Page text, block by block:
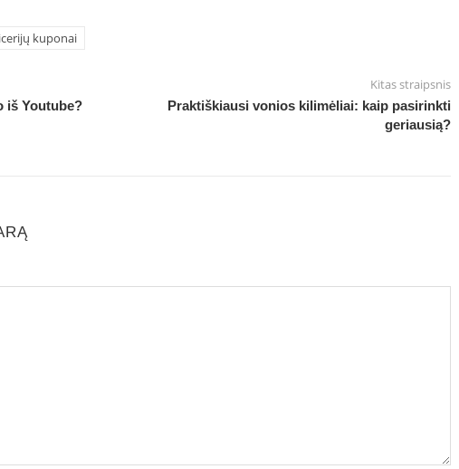
kuponai
iš Youtube?
Kitas straipsnis
Praktiškiausi vonios kilimėliai: kaip pasirinkti
geriausią?